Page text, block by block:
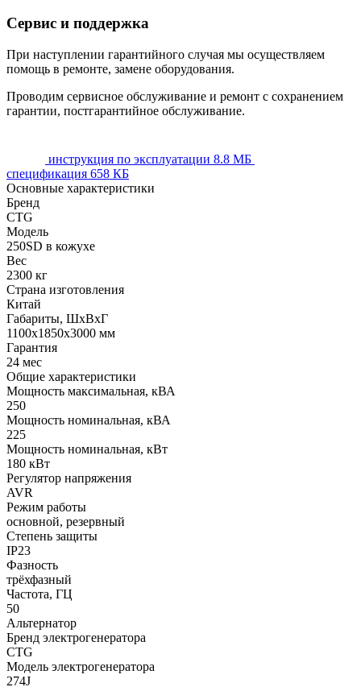
Сервис и поддержка
При наступлении гарантийного случая мы осуществляем
помощь в ремонте, замене оборудования.
Проводим сервисное обслуживание и ремонт с сохранением
гарантии, постгарантийное обслуживание.
инструкция по эксплуатации 8.8 МБ
спецификация 658 КБ
Основные характеристики
Бренд
CTG
Модель
250SD в кожухе
Вес
2300 кг
Страна изготовления
Китай
Габариты, ШхВхГ
1100x1850x3000 мм
Гарантия
24 мес
Общие характеристики
Мощность максимальная, кВА
250
Мощность номинальная, кВА
225
Мощность номинальная, кВт
180 кВт
Регулятор напряжения
AVR
Режим работы
основной, резервный
Степень защиты
IP23
Фазность
трёхфазный
Частота, ГЦ
50
Альтернатор
Бренд электрогенератора
CTG
Модель электрогенератора
274J